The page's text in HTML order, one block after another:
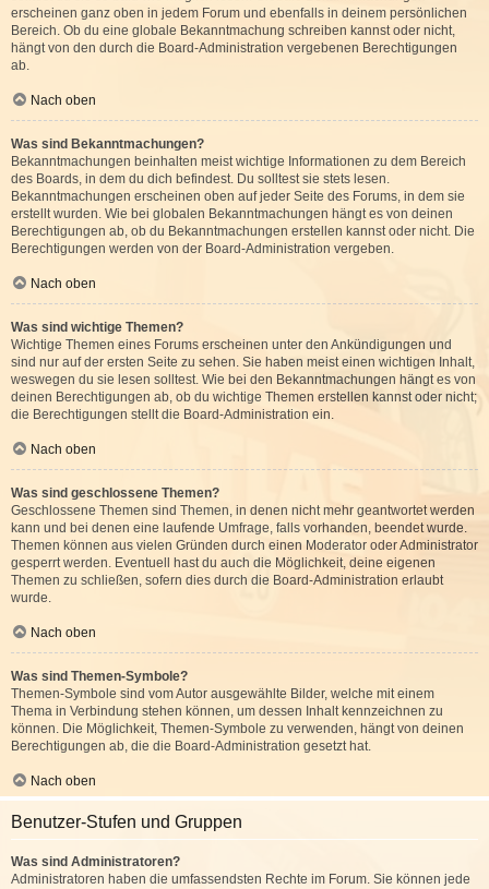
erscheinen ganz oben in jedem Forum und ebenfalls in deinem persönlichen
Bereich. Ob du eine globale Bekanntmachung schreiben kannst oder nicht,
hängt von den durch die Board-Administration vergebenen Berechtigungen
ab.
Nach oben
Was sind Bekanntmachungen?
Bekanntmachungen beinhalten meist wichtige Informationen zu dem Bereich
des Boards, in dem du dich befindest. Du solltest sie stets lesen.
Bekanntmachungen erscheinen oben auf jeder Seite des Forums, in dem sie
erstellt wurden. Wie bei globalen Bekanntmachungen hängt es von deinen
Berechtigungen ab, ob du Bekanntmachungen erstellen kannst oder nicht. Die
Berechtigungen werden von der Board-Administration vergeben.
Nach oben
Was sind wichtige Themen?
Wichtige Themen eines Forums erscheinen unter den Ankündigungen und
sind nur auf der ersten Seite zu sehen. Sie haben meist einen wichtigen Inhalt,
weswegen du sie lesen solltest. Wie bei den Bekanntmachungen hängt es von
deinen Berechtigungen ab, ob du wichtige Themen erstellen kannst oder nicht;
die Berechtigungen stellt die Board-Administration ein.
Nach oben
Was sind geschlossene Themen?
Geschlossene Themen sind Themen, in denen nicht mehr geantwortet werden
kann und bei denen eine laufende Umfrage, falls vorhanden, beendet wurde.
Themen können aus vielen Gründen durch einen Moderator oder Administrator
gesperrt werden. Eventuell hast du auch die Möglichkeit, deine eigenen
Themen zu schließen, sofern dies durch die Board-Administration erlaubt
wurde.
Nach oben
Was sind Themen-Symbole?
Themen-Symbole sind vom Autor ausgewählte Bilder, welche mit einem
Thema in Verbindung stehen können, um dessen Inhalt kennzeichnen zu
können. Die Möglichkeit, Themen-Symbole zu verwenden, hängt von deinen
Berechtigungen ab, die die Board-Administration gesetzt hat.
Nach oben
Benutzer-Stufen und Gruppen
Was sind Administratoren?
Administratoren haben die umfassendsten Rechte im Forum. Sie können jede